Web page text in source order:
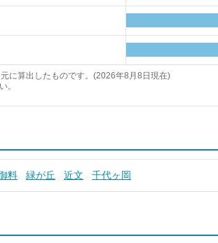
に算出したものです。(2026年8月8日現在)
。
料 緑が丘 近文 千代ヶ岡